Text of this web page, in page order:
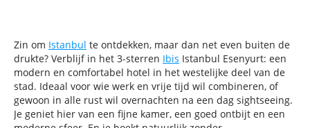
Zin om Istanbul te ontdekken, maar dan net even buiten de
drukte? Verblijf in het 3-sterren Ibis Istanbul Esenyurt: een
modern en comfortabel hotel in het westelijke deel van de
stad. Ideaal voor wie werk en vrije tijd wil combineren, of
gewoon in alle rust wil overnachten na een dag sightseeing.
Je geniet hier van een fijne kamer, een goed ontbijt en een